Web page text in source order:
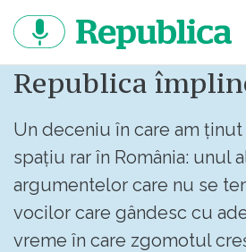
continut
Republica
Un deceniu în care am
spațiu rar în România: unul
argumentelor care nu se
vocilor care gândesc cu
vreme în care zgomotul